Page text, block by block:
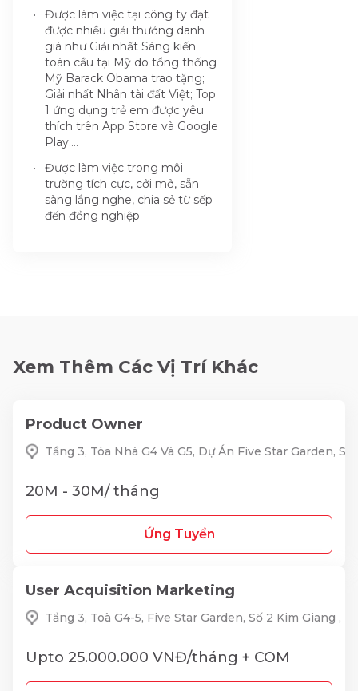
Được làm việc tại công ty đạt
được nhiều giải thưởng danh
giá như Giải nhất Sáng kiến
toàn cầu tại Mỹ do tổng thống
Mỹ Barack Obama trao tặng;
Giải nhất Nhân tài đất Việt; Top
1 ứng dụng trẻ em được yêu
thích trên App Store và Google
Play….
Được làm việc trong môi
trường tích cực, cởi mở, sẵn
sàng lắng nghe, chia sẻ từ sếp
đến đồng nghiệp
Xem Thêm Các Vị Trí Khác
Product Owner
Tầng 3, Tòa Nhà G4 Và G5, Dự Án Five Star Garden,
20M - 30M/ tháng
Ứng Tuyển
User Acquisition Marketing
Tầng 3, Toà G4-5, Five Star Garden, Số 2 Kim Giang ,
Upto 25.000.000 VNĐ/tháng + COM